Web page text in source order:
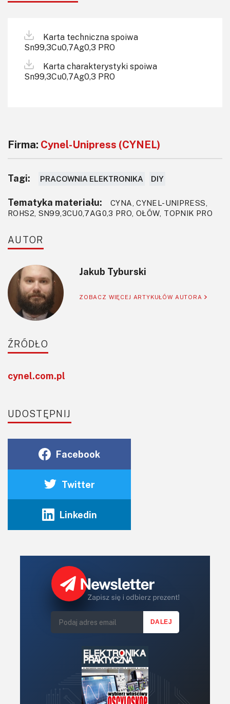
Karta techniczna spoiwa
Sn99,3Cu0,7Ag0,3 PRO
Karta charakterystyki spoiwa
Sn99,3Cu0,7Ag0,3 PRO
Firma: Cynel-Unipress (CYNEL)
Tagi: PRACOWNIA ELEKTRONIKA DIY
Tematyka materiału:
CYNA, CYNEL-UNIPRESS,
ROHS2, SN99,3CU0,7AG0,3 PRO, OŁÓW, TOPNIK PRO
AUTOR
Jakub Tyburski
ZOBACZ WIĘCEJ ARTYKUŁÓW AUTORA
ŹRÓDŁO
cynel.com.pl
UDOSTĘPNIJ
Facebook
Twitter
Linkedin